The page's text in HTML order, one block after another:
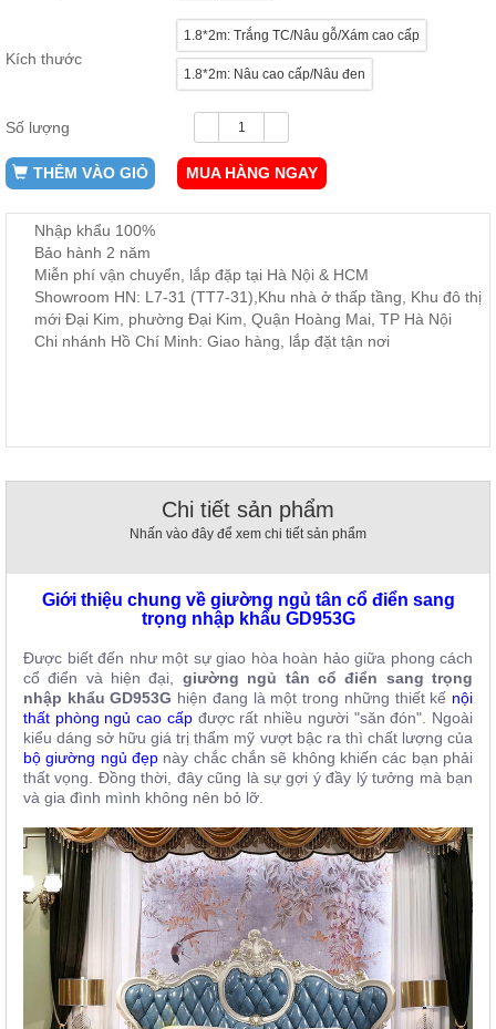
Nội
Công,
Bàn
ghế
Phụ
Kiện
Hàng
Hàng
Kích thước
1.8*2m: Trắng TC/Nâu gỗ/Xám cao cấp
1.8*2m: Nâu cao cấp/Nâu đen
Số lượng
THÊM VÀO GIỎ MUA HÀNG NGAY
Nhập khẩu 100%
Bảo hành 2 năm
Miễn phí vận chuyển, lắp đặp tại Hà Nội & HCM
Showroom HN: L7-31 (TT7-31),Khu nhà ở thấp tầng, Khu đô thị
mới Đại Kim, phường Đại Kim, Quận Hoàng Mai, TP Hà Nội
Chi nhánh Hồ Chí Minh: Giao hàng, lắp đặt tận nơi
Chi tiết sản phẩm
Nhấn vào đây để xem chi tiết sản phẩm
Giới thiệu chung về giường ngủ tân cổ điển sang
trọng nhập khẩu GD953G
Được biết đến như một sự giao hòa hoàn hảo giữa phong cách
cổ điển và hiện đại, giường ngủ tân cổ điển sang trọng
nhập khẩu GD953G hiện đang là một trong những thiết kế nội
thất phòng ngủ cao cấpđược rất nhiều người "săn đón". Ngoài
kiểu dáng sở hữu giá trị thẩm mỹ vượt bậc ra thì chất lượng của
bộ giường ngủ đẹp này chắc chắn sẽ không khiến các bạn phải
thất vọng. Đồng thời, đây cũng là sự gợi ý đầy lý tưởng mà bạn
và gia đình mình không nên bỏ lỡ.